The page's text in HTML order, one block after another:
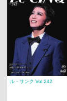
ル・サンク Vol.242